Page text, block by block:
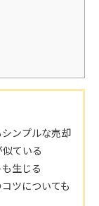
ンプルな売却
ている
生じる
ツについても